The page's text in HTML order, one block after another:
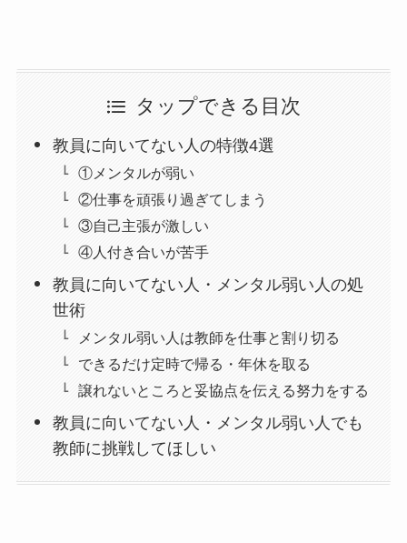
タップできる目次
教員に向いてない人の特徴4選
①メンタルが弱い
②仕事を頑張り過ぎてしまう
③自己主張が激しい
④人付き合いが苦手
教員に向いてない人・メンタル弱い人の処
世術
メンタル弱い人は教師を仕事と割り切る
できるだけ定時で帰る・年休を取る
譲れないところと妥協点を伝える努力をする
教員に向いてない人・メンタル弱い人でも
教師に挑戦してほしい